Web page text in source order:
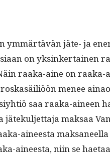
ymmärtävän jäte- ja
on yksinker­tainen
raa­ka-aine on
menee
saa raa­ka-aineen
mak­saa
aineesta
aineesta, niin se